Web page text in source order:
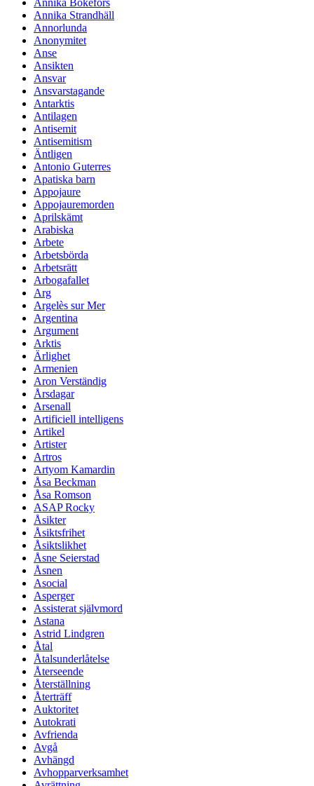
Annika Strandhäll
Annorlunda
Anonymitet
Anse
Ansikten
Ansvar
Ansvarstagande
Antarktis
Antilagen
Antisemit
Antisemitism
Äntligen
Antonio Guterres
Apatiska barn
Appojaure
Appojauremorden
Aprilskämt
Arabiska
Arbete
Arbetsbörda
Arbetsrätt
Arbogafallet
Arg
Argelès sur Mer
Argentina
Argument
Arktis
Ärlighet
Armenien
Aron Verständig
Årsdagar
Arsenall
Artificiell intelligens
Artikel
Artister
Artros
Artyom Kamardin
Åsa Beckman
Åsa Romson
ASAP Rocky
Åsikter
Åsiktsfrihet
Åsiktslikhet
Åsne Seierstad
Åsnen
Asocial
Asperger
Assisterat självmord
Astana
Astrid Lindgren
Åtal
Åtalsunderlåtelse
Återseende
Återställning
Återträff
Auktoritet
Autokrati
Avfrienda
Avgå
Avhängd
Avhopparverksamhet